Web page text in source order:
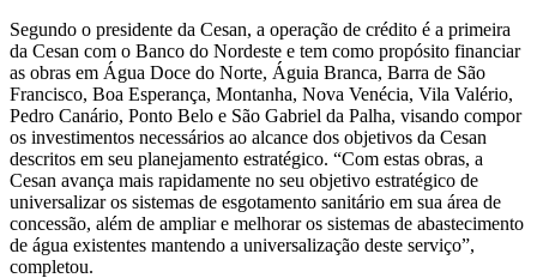
Segundo o presidente da Cesan, a operação de crédito é a primeira
da Cesan com o Banco do Nordeste e tem como propósito financiar
as obras em Água Doce do Norte, Águia Branca, Barra de São
Francisco, Boa Esperança, Montanha, Nova Venécia, Vila Valério,
Pedro Canário, Ponto Belo e São Gabriel da Palha, visando compor
os investimentos necessários ao alcance dos objetivos da Cesan
descritos em seu planejamento estratégico. “Com estas obras, a
Cesan avança mais rapidamente no seu objetivo estratégico de
universalizar os sistemas de esgotamento sanitário em sua área de
concessão, além de ampliar e melhorar os sistemas de abastecimento
de água existentes mantendo a universalização deste serviço”,
completou.